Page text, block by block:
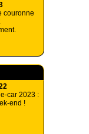
couronne
car 2023 :
end !